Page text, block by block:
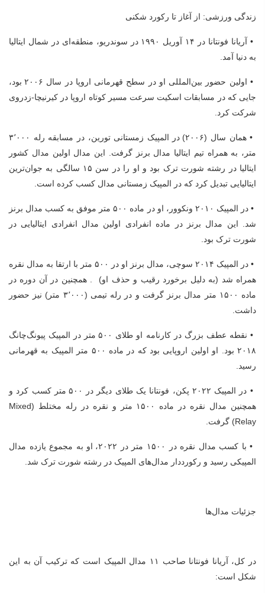
زندگی ورزشی: از آغاز تا رکورد شکنی
• آریانا فونتانا در ۱۴ آوریل ۱۹۹۰ در سوندریو، منطقه‌ای در شمال ایتالیا
به دنیا آمد.
• اولین حضور بین‌المللی او در سطح قهرمانی اروپا در سال ۲۰۰۶ بود،
جایی که در مسابقات اسکیت سرعت مسیر کوتاه اروپا در کیرنیچا-زدروی
شرکت کرد.
• همان سال (۲۰۰۶) در المپیک زمستانی تورین، در مسابقه رله ۳٬۰۰۰
متر، به همراه تیم ایتالیا مدال برنز گرفت. این مدال اولین مدال کشور
ایتالیا در رشته شورت ترک بود و او را در سن ۱۵ سالگی به جوان‌ترین
ایتالیایی تبدیل کرد که در المپیک زمستانی مدال کسب کرده است.
• در المپیک ۲۰۱۰ ونکوور، او در ماده ۵۰۰ متر موفق به کسب مدال برنز
شد. این مدال برنز در ماده انفرادی اولین مدال انفرادی ایتالیایی در
شورت ترک بود.
• در المپیک ۲۰۱۴ سوچی، مدال برنز او در ۵۰۰ متر با ارتقا به مدال نقره
همراه شد (به دلیل برخورد رقیب و حذف او) . همچنین در آن دوره در
ماده ۱۵۰۰ متر مدال برنز گرفت و در رله تیمی (۳٬۰۰۰ متر) نیز حضور
داشت.
• نقطه عطف بزرگ در کارنامه او طلای ۵۰۰ متر در المپیک پیونگ‌چانگ
۲۰۱۸ بود. او اولین اروپایی بود که در ماده ۵۰۰ متر المپیک به قهرمانی
رسید.
• در المپیک ۲۰۲۲ پکن، فونتانا یک طلای دیگر در ۵۰۰ متر کسب کرد و
همچنین مدال نقره در ماده ۱۵۰۰ متر و نقره در رله مختلط (Mixed
Relay) گرفت.
• با کسب مدال نقره در ۱۵۰۰ متر در ۲۰۲۲، او به مجموع یازده مدال
المپیکی رسید و رکورددار مدال‌های المپیک در رشته شورت ترک شد.
جزئیات مدال‌ها
در کل، آریانا فونتانا صاحب ۱۱ مدال المپیک است که ترکیب آن به این
شکل است: